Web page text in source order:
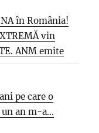
în România!
vin
ANM emite
pe care o
an m-a...